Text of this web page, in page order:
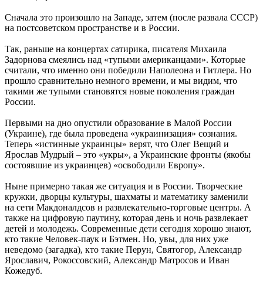
Сначала это произошло на Западе, затем (после развала СССР)
на постсоветском пространстве и в России.
Так, раньше на концертах сатирика, писателя Михаила
Задорнова смеялись над «тупыми американцами». Которые
считали, что именно они победили Наполеона и Гитлера. Но
прошло сравнительно немного времени, и мы видим, что
такими же тупыми становятся новые поколения граждан
России.
Первыми на дно опустили образование в Малой России
(Украине), где была проведена «украинизация» сознания.
Теперь «истинные украинцы» верят, что Олег Вещий и
Ярослав Мудрый – это «укры», а Украинские фронты (якобы
состоявшие из украинцев) «освободили Европу».
Ныне примерно такая же ситуация и в России. Творческие
кружки, дворцы культуры, шахматы и математику заменили
на сети Макдоналдсов и развлекательно-торговые центры. А
также на цифровую паутину, которая день и ночь развлекает
детей и молодежь. Современные дети сегодня хорошо знают,
кто такие Человек-паук и Бэтмен. Но, увы, для них уже
неведомо (загадка), кто такие Перун, Святогор, Александр
Ярославич, Рокоссовский, Александр Матросов и Иван
Кожедуб.